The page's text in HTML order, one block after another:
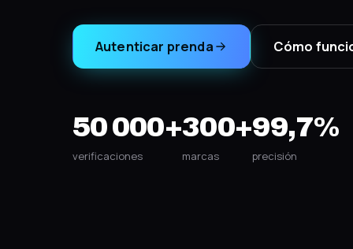
Autenticar prenda Cómo
50 000+
verificaciones
300+
marcas
99,7%
precisión